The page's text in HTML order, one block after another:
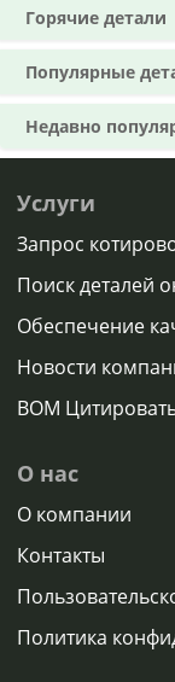
Горячие детали
Популярные
Недавно
Услуги
Запрос
Поиск деталей
Обеспечение
Новости
BOM
О нас
О компании
Контакты
Политика